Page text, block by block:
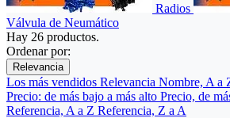
Radios
Válvula de Neumático
Hay 26 productos.
Ordenar por:
Relevancia
Los más vendidos Relevancia Nombre, A a
Precio: de más bajo a más alto Precio, de
Referencia, A a Z Referencia, Z a A